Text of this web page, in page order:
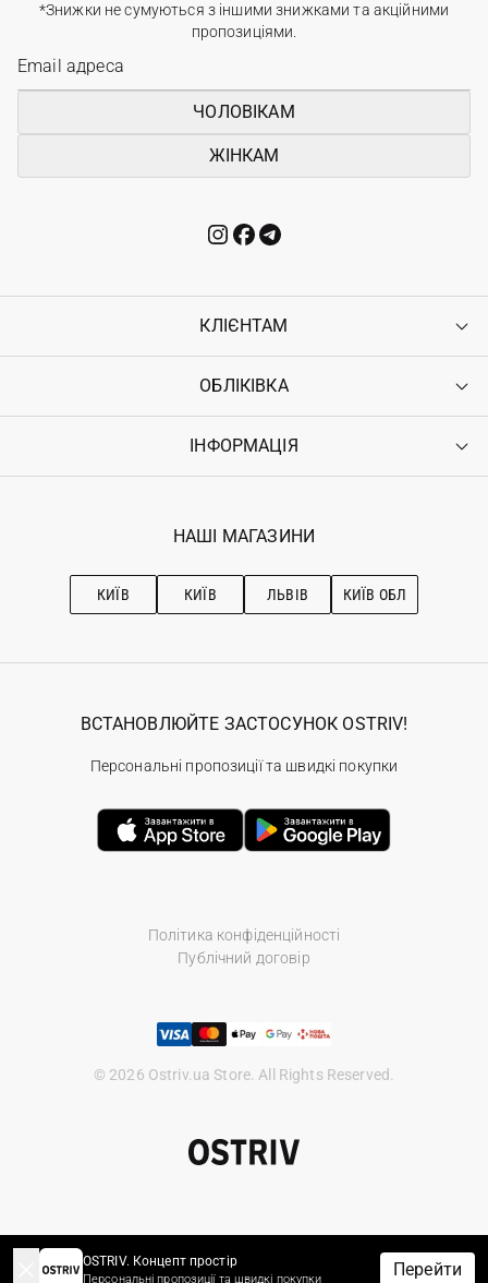
*Знижки не сумуються з іншими знижками та акційними
пропозиціями.
ЧОЛОВІКАМ
ЖІНКАМ
КЛІЄНТАМ
Контакти
Повернення
Гарантія
ОБЛІКІВКА
Увійти
Ostriv Club+
ІНФОРМАЦІЯ
Наші магазини
Рекомендації з догляду
НАШІ МАГАЗИНИ
КИЇВ КИЇВ ЛЬВІВ КИЇВ ОБЛ
Політика конфіденційності
Публічний договір
© 2026 Ostriv.ua Store. All Rights Reserved.
ВСТАНОВЛЮЙТЕ ЗАСТОСУНОК OSTRIV!
Персональні пропозиції та швидкі покупки
OSTRIV. Концепт простір
Персональні пропозиції та швидкі покупки Перейти